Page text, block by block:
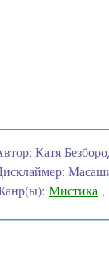
Катя
Мистика ,